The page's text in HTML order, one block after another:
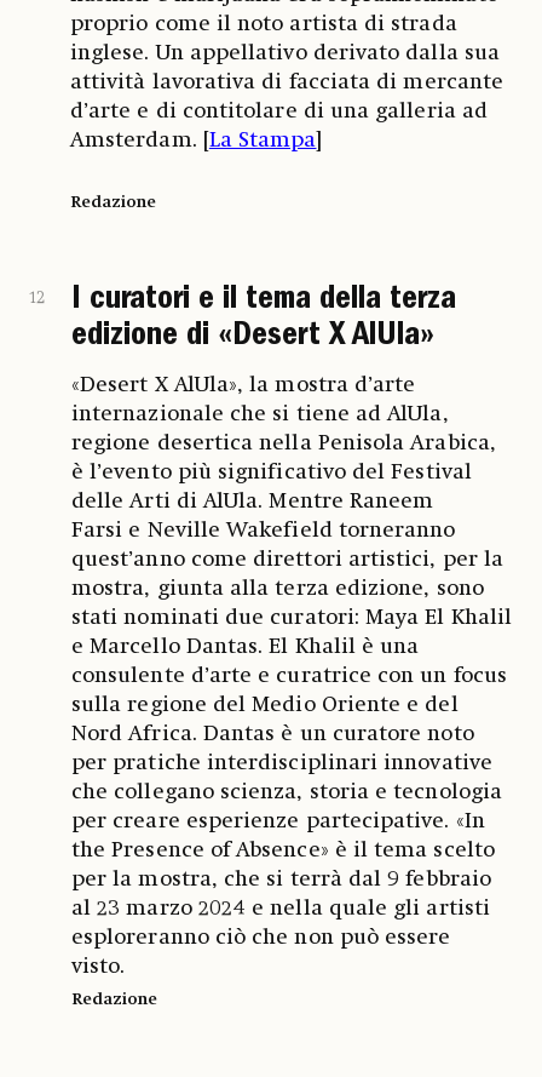
proprio come il noto artista di strada
inglese. Un appellativo derivato dalla sua
attività lavorativa di facciata di mercante
d’arte e di contitolare di una galleria ad
Amsterdam. [ La Stampa
Redazione
12
I curatori e il tema della terza
edizione di «Desert X AlUla»
«Desert X AlUla», la mostra d’arte
internazionale che si tiene ad AlUla,
regione desertica nella Penisola Arabica,
è l’evento più significativo del Festival
delle Arti di AlUla. Mentre Raneem
Farsi e Neville Wakefield torneranno
quest’anno come direttori artistici, per la
mostra, giunta alla terza edizione, sono
stati nominati due curatori: Maya El Khalil
e Marcello Dantas. El Khalil è una
consulente d’arte e curatrice con un focus
sulla regione del Medio Oriente e del
Nord Africa. Dantas è un curatore noto
per pratiche interdisciplinari innovative
che collegano scienza, storia e tecnologia
per creare esperienze partecipative. «In
the Presence of Absence» è il tema scelto
per la mostra, che si terrà dal 9 febbraio
al 23 marzo 2024 e nella quale gli artisti
esploreranno ciò che non può essere
visto.
Redazione